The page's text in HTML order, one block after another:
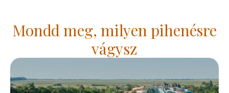
Mondd meg, milyen pihenésre
vágysz